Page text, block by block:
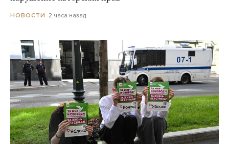
НОВОСТИ 2 часа назад